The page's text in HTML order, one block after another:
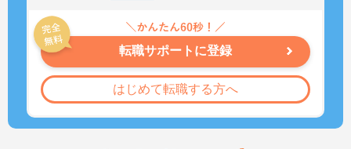
転職サポートに登録
はじめて転職する方へ